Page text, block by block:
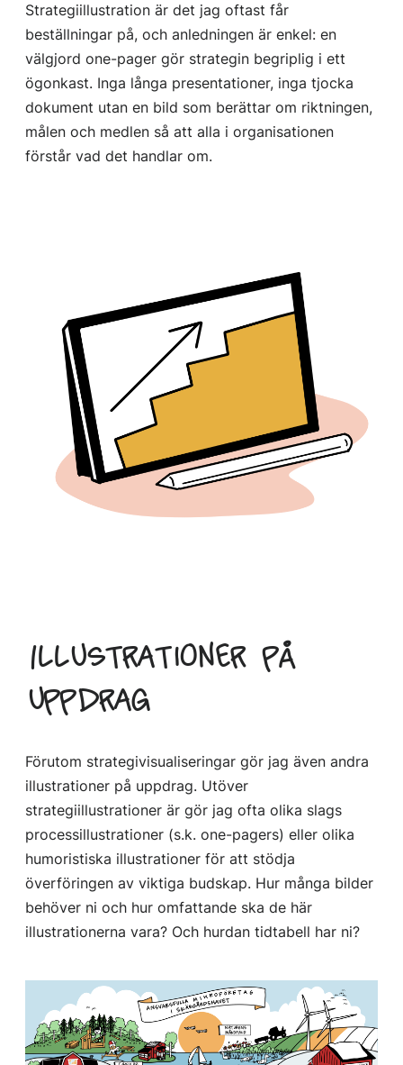
Strategiillustration är det jag oftast får
beställningar på, och anledningen är enkel: en
välgjord one-pager gör strategin begriplig i ett
ögonkast. Inga långa presentationer, inga tjocka
dokument utan en bild som berättar om riktningen,
målen och medlen så att alla i organisationen
förstår vad det handlar om.
Illustrationer på
uppdrag
Förutom strategivisualiseringar gör jag även andra
illustrationer på uppdrag. Utöver
strategiillustrationer är gör jag ofta olika slags
processillustrationer (s.k. one-pagers) eller olika
humoristiska illustrationer för att stödja
överföringen av viktiga budskap. Hur många bilder
behöver ni och hur omfattande ska de här
illustrationerna vara? Och hurdan tidtabell har ni?